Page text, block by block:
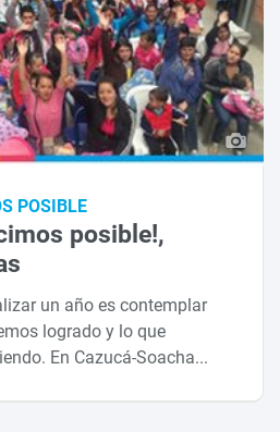
POSIBLE
posible!,
un año es contemplar
logrado y lo que
En Cazucá-Soacha...